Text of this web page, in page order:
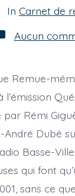
In Carnet de
Aucun
Remue-
l’émission
par Rémi
Dubé
Radio
qui font
sans ce